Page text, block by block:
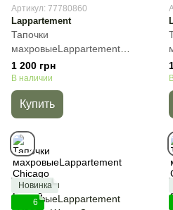
Артикул: 77780860
Lappartement
Тапочки
махровыеLappartement
Chicago White, Белый, 38/39
см
1 200 грн
В наличии
Купить
Новинка
6